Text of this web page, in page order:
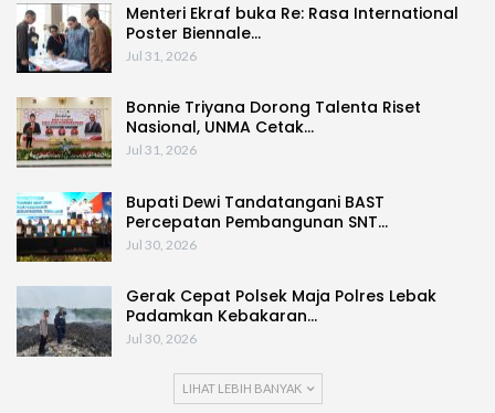
Menteri Ekraf buka Re: Rasa International
Poster Biennale…
Jul 31, 2026
Bonnie Triyana Dorong Talenta Riset
Nasional, UNMA Cetak…
Jul 31, 2026
Bupati Dewi Tandatangani BAST
Percepatan Pembangunan SNT…
Jul 30, 2026
Gerak Cepat Polsek Maja Polres Lebak
Padamkan Kebakaran…
Jul 30, 2026
LIHAT LEBIH BANYAK